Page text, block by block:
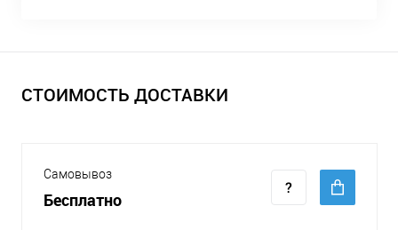
СТОИМОСТЬ ДОСТАВКИ
Самовывоз
Бесплатно